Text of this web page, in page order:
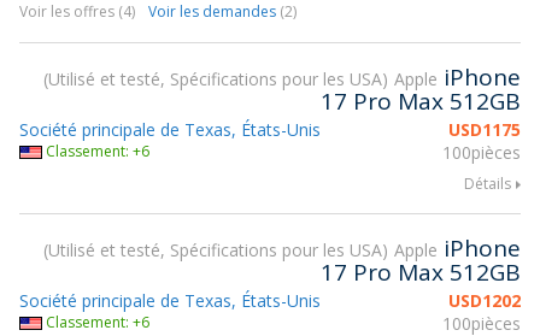
Voir les offres (4)
Voir les demandes (2)
Utilisé et testé, Spécifications pour les USA Apple iPhone
17 Pro Max 512GB
USD1175
100pièces
Société principale de Texas, États-Unis
Classement: +6
Détails
Utilisé et testé, Spécifications pour les USA Apple iPhone
17 Pro Max 512GB
USD1202
100pièces
Société principale de Texas, États-Unis
Classement: +6